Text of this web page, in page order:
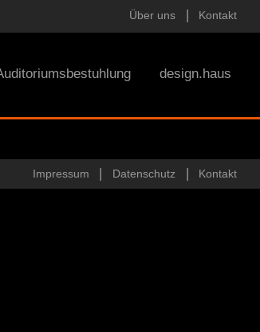
Über uns Kontakt
design.haus
Impressum Datenschutz Kontakt